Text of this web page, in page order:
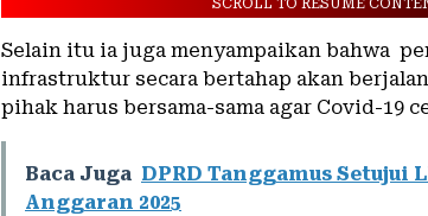
SCROLL TO RESUME
Selain itu ia juga menyampaikan bahwa
infrastruktur secara bertahap akan
pihak harus bersama-sama agar Covid-19
Baca Juga DPRD Tanggamus Setujui
Anggaran 2025